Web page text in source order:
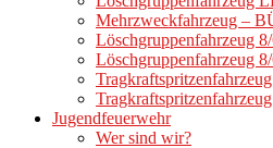
Mehrzweckfahrzeug –
Löschgruppenfahrzeug
Löschgruppenfahrzeug
Jugendfeuerwehr
Wer sind wir?